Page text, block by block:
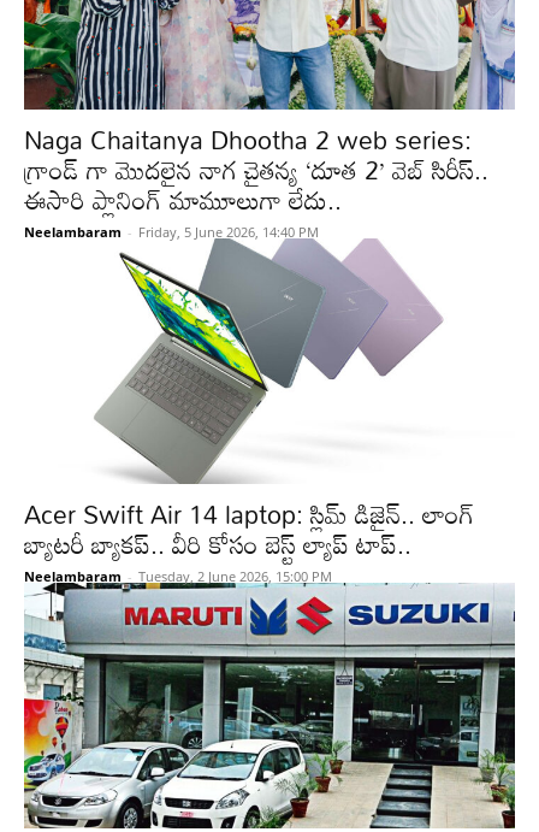
Naga Chaitanya Dhootha 2 web series:
గ్రాండ్ గా మొదలైన నాగ చైతన్య ‘దూత 2’ వెబ్ సిరీస్..
ఈసారి ప్లానింగ్ మామూలుగా లేదు..
Neelambaram - Friday, 5 June 2026, 14:40 PM
Acer Swift Air 14 laptop: స్లిమ్ డిజైన్.. లాంగ్
బ్యాటరీ బ్యాకప్.. వీరి కోసం బెస్ట్ ల్యాప్ టాప్..
Neelambaram - Tuesday, 2 June 2026, 15:00 PM